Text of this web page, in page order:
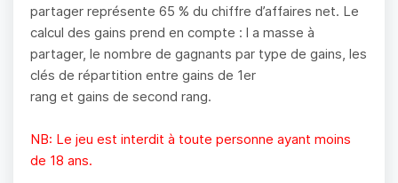
partager représente 65 % du chiffre d’affaires net. Le
calcul des gains prend en compte : l a masse à
partager, le nombre de gagnants par type de gains, les
clés de répartition entre gains de 1er
rang et gains de second rang.
NB: Le jeu est interdit à toute personne ayant moins
de 18 ans.